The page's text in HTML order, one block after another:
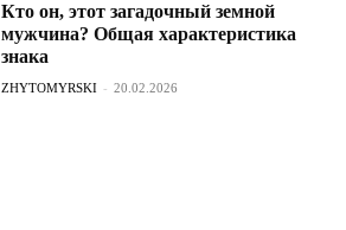
Кто он, этот загадочный земной
мужчина? Общая характеристика
знака
ZHYTOMYRSKI - 20.02.2026